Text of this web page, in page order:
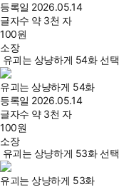
등록일 2026.05.14
글자수 약 3천 자
100원
소장
유괴는 상냥하게 54화 선택
유괴는 상냥하게 54화
등록일 2026.05.14
글자수 약 3천 자
100원
소장
유괴는 상냥하게 53화 선택
유괴는 상냥하게 53화